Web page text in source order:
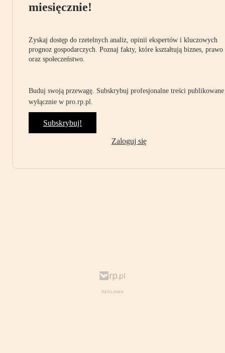
miesięcznie!
Zyskaj dostęp do rzetelnych analiz, opinii ekspertów i kluczowych
prognoz gospodarczych. Poznaj fakty, które kształtują biznes, prawo
oraz społeczeństwo.
Buduj swoją przewagę. Subskrybuj profesjonalne treści publikowane
wyłącznie w pro.rp.pl.
Subskrybuj!
Zaloguj się